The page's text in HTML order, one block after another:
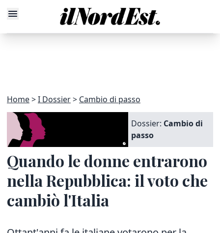
Home I Dossier Cambio di passo
Dossier: Cambio di
passo
Quando le donne entrarono
nella Repubblica: il voto che
cambiò l'Italia